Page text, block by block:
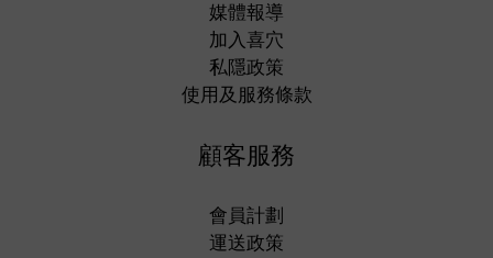
媒體報導
加入喜穴
私隱政策
使用及服務條款
顧客服務
會員計劃
運送政策